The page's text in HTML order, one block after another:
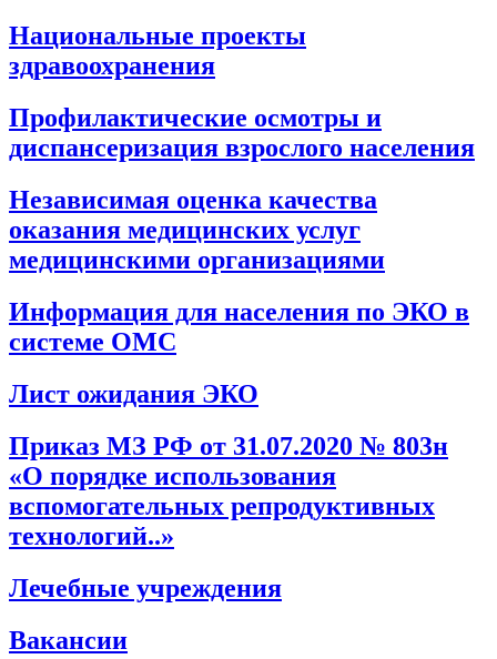
Национальные проекты
здравоохранения
Профилактические осмотры и
диспансеризация взрослого населения
Независимая оценка качества
оказания медицинских услуг
медицинскими организациями
Информация для населения по ЭКО в
системе ОМС
Лист ожидания ЭКО
Приказ МЗ РФ от 31.07.2020 № 803н
«О порядке использования
вспомогательных репродуктивных
технологий..»
Лечебные учреждения
Вакансии